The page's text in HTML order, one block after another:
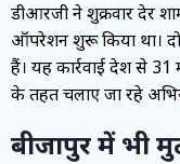
डीआरजी ने शुक्रवार देर
ऑपरेशन शुरू किया था।
हैं। यह कार्रवाई देश से
के तहत चलाए जा रहे
बीजापुर में भी